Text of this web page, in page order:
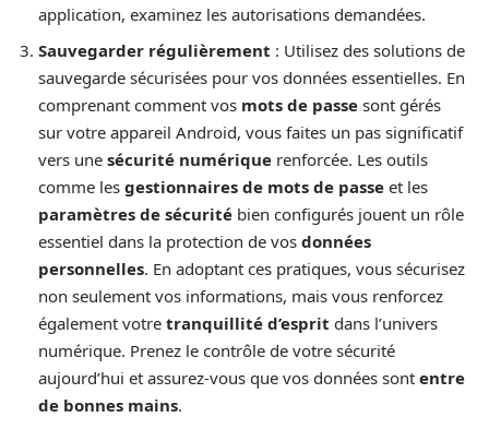
application, examinez les autorisations demandées.
Sauvegarder régulièrement : Utilisez des solutions de
sauvegarde sécurisées pour vos données essentielles. En
comprenant comment vos mots de passe sont gérés
sur votre appareil Android, vous faites un pas significatif
vers une sécurité numérique renforcée. Les outils
comme les gestionnaires de mots de passe et les
paramètres de sécurité bien configurés jouent un rôle
essentiel dans la protection de vos données
personnelles. En adoptant ces pratiques, vous sécurisez
non seulement vos informations, mais vous renforcez
également votre tranquillité d’esprit dans l’univers
numérique. Prenez le contrôle de votre sécurité
aujourd’hui et assurez-vous que vos données sont entre
de bonnes mains.